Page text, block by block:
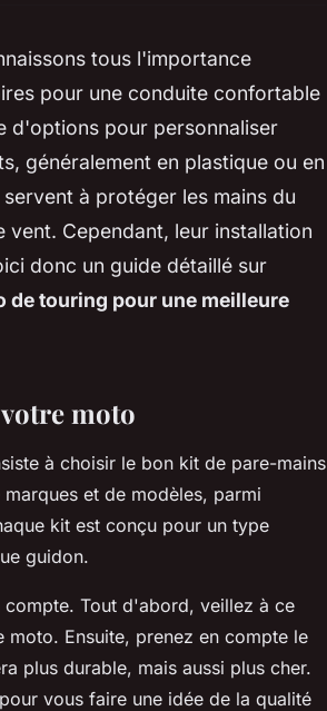
tous l'importance
pour une conduite confortable
d'options pour personnaliser
généralement en plastique ou en
à protéger les mains du
Cependant, leur installation
donc un guide détaillé sur
de touring pour une meilleure
moto
à choisir le bon kit de pare-mains
et de modèles, parmi
kit est conçu pour un type
guidon.
Tout d'abord, veillez à ce
Ensuite, prenez en compte le
plus durable, mais aussi plus cher.
vous faire une idée de la qualité